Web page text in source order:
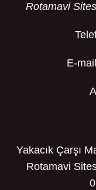
Rotamavi
E-
Yakacık Çarşı
Rotamavi